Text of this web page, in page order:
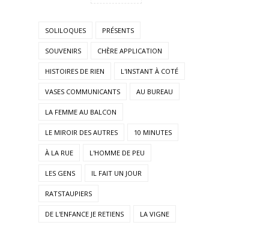
SOLILOQUES PRÉSENTS
SOUVENIRS CHÈRE APPLICATION
HISTOIRES DE RIEN L'INSTANT À COTÉ
VASES COMMUNICANTS AU BUREAU
LA FEMME AU BALCON
LE MIROIR DES AUTRES 10 MINUTES
À LA RUE L'HOMME DE PEU
LES GENS IL FAIT UN JOUR
RATSTAUPIERS
DE L'ENFANCE JE RETIENS LA VIGNE